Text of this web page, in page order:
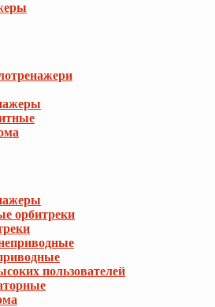
орбитреки
пользователей